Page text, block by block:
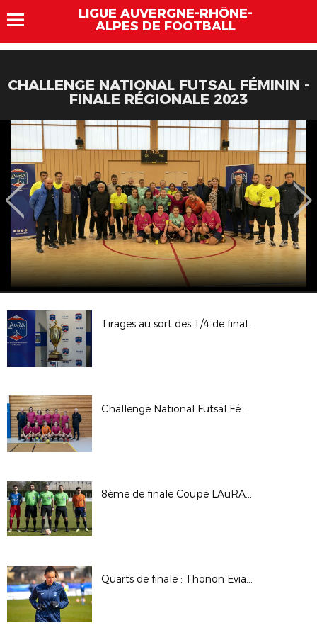
LIGUE AUVERGNE-RHÔNE-
ALPES DE FOOTBALL
CHALLENGE NATIONAL FUTSAL FÉMININ -
FINALE RÉGIONALE 2023
Tirages au sort des 1/4 de finale des Coupes LAuRAFoot : mardi 21 mars 2023 à Péronnas
Challenge National Futsal Féminin : 12 mars 2023
8ème de finale Coupe LAuRAFoot (seniors masculins) : US Feurs (B) / AS Savigneux Montbrison
Quarts de finale : Thonon Evian GG FC / OM